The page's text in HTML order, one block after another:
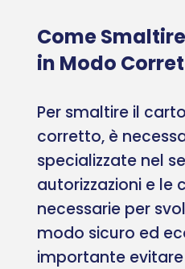
Come
in Modo
Per smaltire il
corretto, è
specializzate nel
autorizzazioni e le
necessarie per
modo sicuro ed
importante